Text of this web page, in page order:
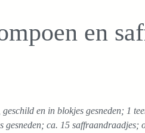
Peulgroenten
Bladgroenten
en
geschild en in blokjes gesneden; 1
gesneden; ca. 15